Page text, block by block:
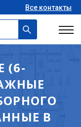
Все контакты
(6-
В